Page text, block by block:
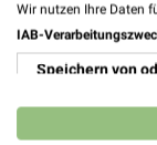
Wir nutzen Ihre Daten
IAB-
Speichern von
Verwendung